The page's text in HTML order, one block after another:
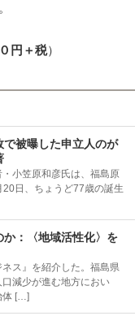
円＋税）
で被曝した申立人のが
小笠原和彦氏は、福島原
日、ちょうど77歳の誕生
か：〈地域活性化〉を
ス』を紹介した。福島県
減少が進む地方におい
体 […]